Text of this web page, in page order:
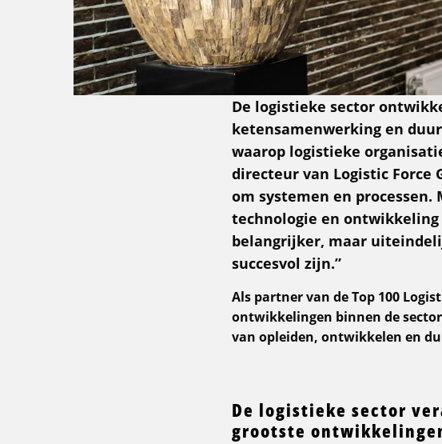
De logistieke sector
ketensamenwerking en
waarop logistieke
directeur van Logistic
om systemen en
technologie en
belangrijker, maar
succesvol zijn.”
Als partner van de Top 100
ontwikkelingen binnen de
van opleiden, ontwikkelen en
De logistieke sector
grootste